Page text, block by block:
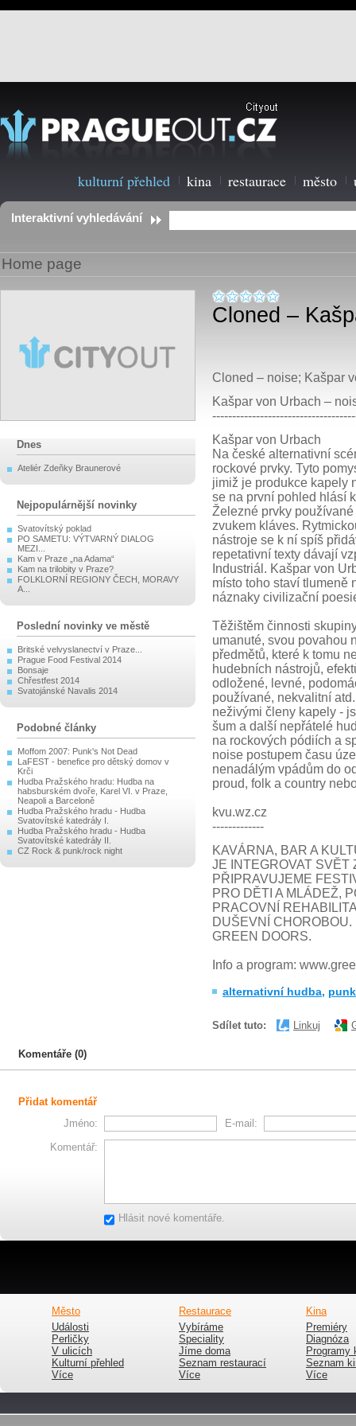
kulturní přehled kina restaurace město
Interaktivní vyhledávání
Home page
Cloned –
Cloned – noise; Kašpar
Kašpar von Urbach –
Kašpar von Urbach
Na české alternativní
rockové prvky. Tyto
jimiž je produkce kapely
se na první pohled hlásí
Železné prvky
zvukem kláves.
nástroje se k ní spíš
repetativní texty dávají
Industriál. Kašpar von
místo toho staví tlumeně
náznaky civilizační
Těžištěm činnosti
umanuté, svou povahou
předmětů, které k tomu
hudebních nástrojů,
odložené, levné,
používané, nekvalitní
neživými členy kapely -
šum a další nepřátelé
na rockových pódiích a
noise postupem času
nenadálým vpádům do
proud, folk a country
kvu.wz.cz
-------------
KAVÁRNA, BAR A
JE INTEGROVAT
PŘIPRAVUJEME
PRO DĚTI A MLÁDEŽ,
PRACOVNÍ
DUŠEVNÍ
GREEN DOORS.
Info a program:
alternativní hudba, punk
Sdílet tuto: Linkuj
Dnes
Ateliér Zdeňky Braunerové
Nejpopulárnější novinky
Svatovítský poklad
PO SAMETU: VÝTVARNÝ DIALOG
MEZI...
Kam v Praze „na Adama“
Kam na trilobity v Praze?
FOLKLORNÍ REGIONY ČECH, MORAVY
A...
Poslední novinky ve městě
Britské velvyslanectví v Praze...
Prague Food Festival 2014
Bonsaje
Chřestfest 2014
Svatojánské Navalis 2014
Podobné články
Moffom 2007: Punk's Not Dead
LaFEST - benefice pro dětský domov v
Krči
Hudba Pražského hradu: Hudba na
habsburském dvoře, Karel VI. v Praze,
Neapoli a Barceloně
Hudba Pražského hradu - Hudba
Svatovítské katedrály I.
Hudba Pražského hradu - Hudba
Svatovítské katedrály II.
CZ Rock & punk/rock night
Komentáře (0)
Přidat komentář
Jméno:
E-mail:
Komentář:
Hlásit nové komentáře.
Město
Události
Perličky
V ulicích
Kulturní přehled
Více
Restaurace
Vybíráme
Speciality
Jíme doma
Seznam restaurací
Více
Kina
Premiéry
Diagnóza
Programy
Seznam
Více